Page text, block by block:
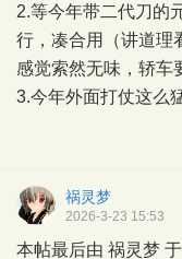
2.等今年带二代刀的
行，凑合用（讲道理
感觉索然无味，轿车
3.今年外面打仗这么
祸灵梦
2026-3-23 15:53
本帖最后由 祸灵梦